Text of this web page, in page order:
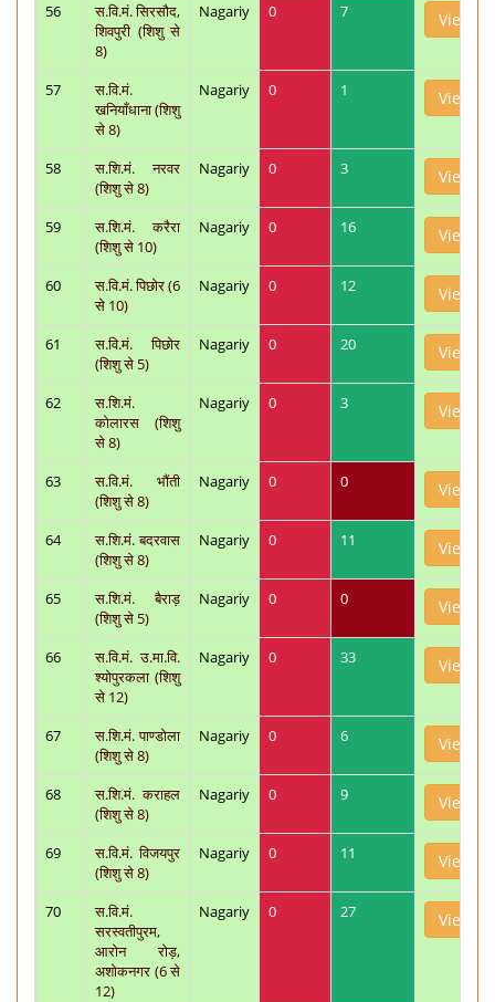
56
स.वि.मं. सिरसौद,
शिवपुरी (शिशु से
8)
Nagariy 0 7 View
57
स.वि.मं.
खनियाँधाना (शिशु
से 8)
Nagariy 0 1 View
58
स.शि.मं. नरवर
(शिशु से 8)
Nagariy 0 3 View
59
स.शि.मं. करैरा
(शिशु से 10)
Nagariy 0 16 View
60
स.वि.मं. पिछोर (6
से 10)
Nagariy 0 12 View
61
स.वि.मं. पिछोर
(शिशु से 5)
Nagariy 0 20 View
62
स.शि.मं.
कोलारस (शिशु
से 8)
Nagariy 0 3 View
63
स.वि.मं. भौंती
(शिशु से 8)
Nagariy 0 0 View
64
स.शि.मं. बदरवास
(शिशु से 8)
Nagariy 0 11 View
65
स.शि.मं. बैराड़
(शिशु से 5)
Nagariy 0 0 View
66
स.वि.मं. उ.मा.वि.
श्योपुरकला (शिशु
से 12)
Nagariy 0 33 View
67
स.शि.मं. पाण्डोला
(शिशु से 8)
Nagariy 0 6 View
68
स.शि.मं. कराहल
(शिशु से 8)
Nagariy 0 9 View
69
स.वि.मं. विजयपुर
(शिशु से 8)
Nagariy 0 11 View
70
स.वि.मं.
सरस्वतीपुरम,
आरोन रोड़,
अशोकनगर (6 से
12)
Nagariy 0 27 View